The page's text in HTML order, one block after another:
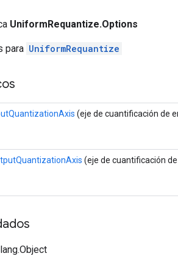
UniformRequantize.Options
para UniformRequantize
(eje de cuantificación de
(eje de cuantificación